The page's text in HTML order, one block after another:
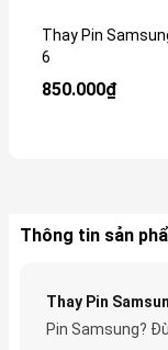
Thay Pin
6
850.000₫
Thông tin sản
Thay Pin
Pin Samsung?